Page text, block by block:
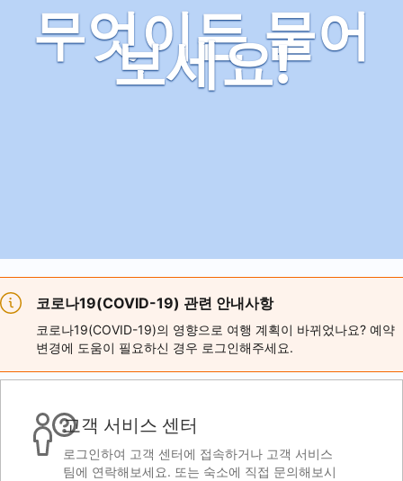
무엇이든 물어
보세요!
코로나19(COVID-19) 관련 안내사항
코로나19(COVID-19)의 영향으로 여행 계획이 바뀌었나요? 예약
변경에 도움이 필요하신 경우 로그인해주세요.
고객 서비스 센터
로그인하여 고객 센터에 접속하거나 고객 서비스
팀에 연락해보세요. 또는 숙소에 직접 문의해보시